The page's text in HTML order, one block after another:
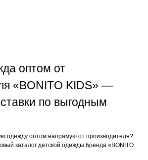
оптом от
«BONITO KIDS» —
по выгодным
одежду оптом напрямую от производителя?
каталог детской одежды бренда «BONITO